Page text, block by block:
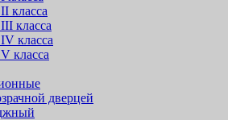
класса
класса
класса
класса
дверцей